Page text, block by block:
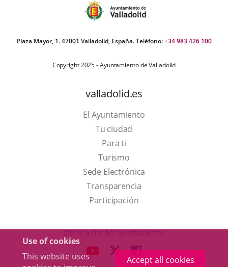
Use of cookies
This website uses
Accept all cookies
Plaza Mayor, 1. 47001 Valladolid, España. Teléfono:+34 983 426 100
Copyright 2025 - Ayuntamiento de Valladolid
valladolid.es
El Ayuntamiento
Tu ciudad
Para ti
TurismoThis
link
will
open
a
up
Sede Electrónica
Transparencia
Participación
Otras webs del ayuntamiento
LINK LINK
TO
LINK
TO